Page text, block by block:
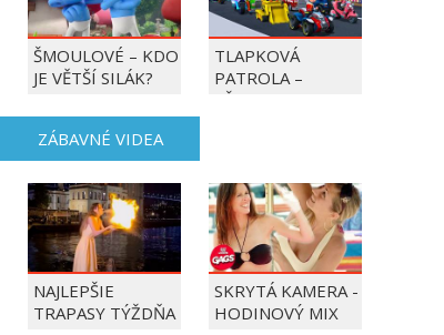
ŠMOULOVÉ – KDO
JE VĚTŠÍ SILÁK?
TLAPKOVÁ
PATROLA –
VŠECHNY TLAPKY
ZÁBAVNÉ VIDEA
NAJLEPŠIE
TRAPASY TÝŽDŇA
SKRYTÁ KAMERA -
HODINOVÝ MIX